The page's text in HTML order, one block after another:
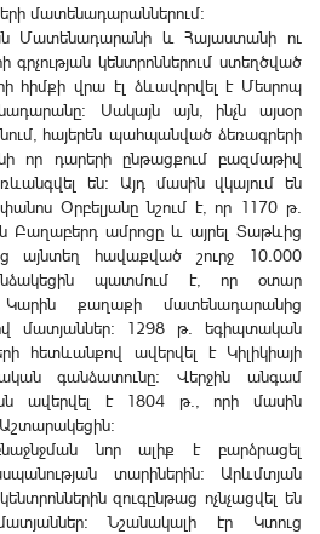
մատենադարաններում։
Մատենադարանի և Հայաստանի ու
գրչության կենտրոններում ստեղծված
հիմքի վրա էլ ձևավորվել է Մեսրոպ
Սակայն այն, ինչն այսօր
հայերեն պահպանված ձեռագրերի
որ դարերի ընթացքում բազմաթիվ
են: Այդ մասին վկայում են
Օրբելյանը նշում է, որ 1170 թ.
են Բաղաբերդ ամրոցը և այրել Տաթևից
այնտեղ հավաքված շուրջ 10.000
պատմում է, որ օտար
քաղաքի մատենադարանից
մատյաններ։ 1298 թ. եգիպտական
հետևանքով ավերվել է Կիլիկիայի
գանձատունը։ Վերջին անգամ
ավերվել է 1804 թ., որի մասին
Աշտարակեցին։
նոր ալիք է բարձրացել
տարիներին: Արևմտյան
զուգընթաց ոչնչացվել են
Նշանակալի էր Կտուց